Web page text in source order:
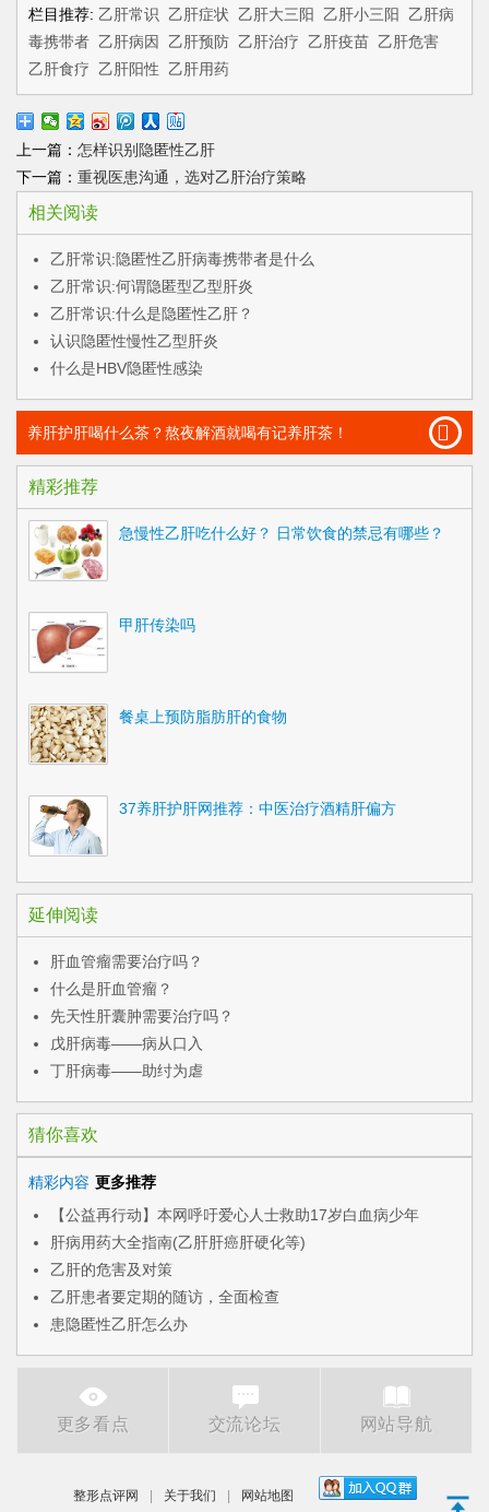
栏目推荐: 乙肝常识 乙肝症状 乙肝大三阳 乙肝小三阳 乙肝病
毒携带者 乙肝病因 乙肝预防 乙肝治疗 乙肝疫苗 乙肝危害
乙肝食疗 乙肝阳性 乙肝用药
上一篇： 怎样识别隐匿性乙肝
下一篇： 重视医患沟通，选对乙肝治疗策略
相关阅读
乙肝常识:隐匿性乙肝病毒携带者是什么
乙肝常识:何谓隐匿型乙型肝炎
乙肝常识:什么是隐匿性乙肝？
认识隐匿性慢性乙型肝炎
什么是HBV隐匿性感染
养肝护肝喝什么茶？熬夜解酒就喝有记养肝茶！
精彩推荐
急慢性乙肝吃什么好？ 日常饮食的禁忌有哪些？
甲肝传染吗
餐桌上预防脂肪肝的食物
37养肝护肝网推荐：中医治疗酒精肝偏方
延伸阅读
肝血管瘤需要治疗吗？
什么是肝血管瘤？
先天性肝囊肿需要治疗吗？
戊肝病毒——病从口入
丁肝病毒——助纣为虐
猜你喜欢
精彩内容 更多推荐
【公益再行动】本网呼吁爱心人士救助17岁白血病少年
肝病用药大全指南(乙肝肝癌肝硬化等)
乙肝的危害及对策
乙肝患者要定期的随访，全面检查
患隐匿性乙肝怎么办
更多看点 交流论坛 网站导航
整形点评网 关于我们
网站地图